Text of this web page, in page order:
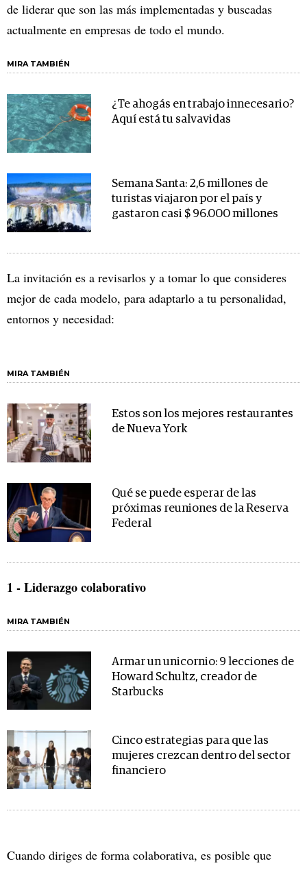
de liderar que son las más implementadas y buscadas
actualmente en empresas de todo el mundo.
MIRA TAMBIÉN
¿Te ahogás en trabajo innecesario?
Aquí está tu salvavidas
Semana Santa: 2,6 millones de
turistas viajaron por el país y
gastaron casi $ 96.000 millones
La invitación es a revisarlos y a tomar lo que consideres
mejor de cada modelo, para adaptarlo a tu personalidad,
entornos y necesidad:
MIRA TAMBIÉN
Estos son los mejores restaurantes
de Nueva York
Qué se puede esperar de las
próximas reuniones de la Reserva
Federal
1 - Liderazgo colaborativo
MIRA TAMBIÉN
Armar un unicornio: 9 lecciones de
Howard Schultz, creador de
Starbucks
Cinco estrategias para que las
mujeres crezcan dentro del sector
financiero
Cuando diriges de forma colaborativa, es posible que